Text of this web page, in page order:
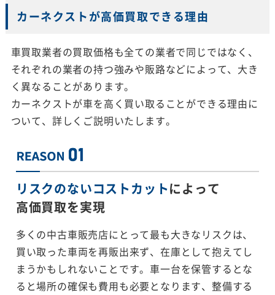
カーネクストが高価買取できる理由
車買取業者の買取価格も全ての業者で同じではなく、
それぞれの業者の持つ強みや販路などによって、大き
く異なることがあります。
カーネクストが車を高く買い取ることができる理由に
ついて、詳しくご説明いたします。
リスクのないコストカットによって
高価買取を実現
多くの中古車販売店にとって最も大きなリスクは、
買い取った車両を再販出来ず、在庫として抱えてし
まうかもしれないことです。車一台を保管するとな
ると場所の確保も費用も必要となります、整備する